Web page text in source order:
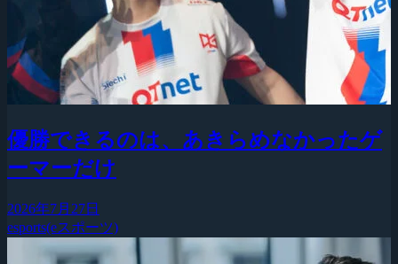
優勝できるのは、あきらめなかったゲ
ーマーだけ
2026年7月27日
esports(eスポーツ)